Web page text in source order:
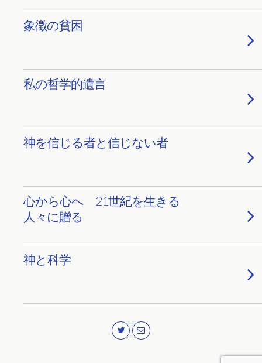
象徴の貧困
私の哲学的遺言
神を信じる者と信じない者
心から心へ 21世紀を生きる
人々に贈る
神と科学